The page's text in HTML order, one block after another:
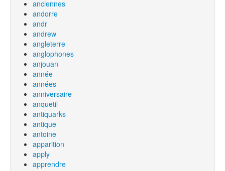
anciennes
andorre
andr
andrew
angleterre
anglophones
anjouan
année
années
anniversaire
anquetil
antiquarks
antique
antoine
apparition
apply
apprendre